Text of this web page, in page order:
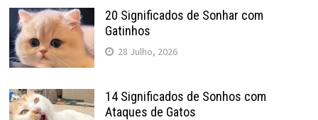
20 Significados de Sonhar com
Gatinhos
28 Julho, 2026
14 Significados de Sonhos com
Ataques de Gatos